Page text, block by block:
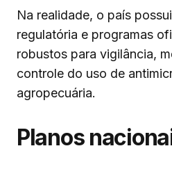
Na realidade, o país
regulatória e programas
robustos para vigilância,
controle do uso de
agropecuária.
Planos